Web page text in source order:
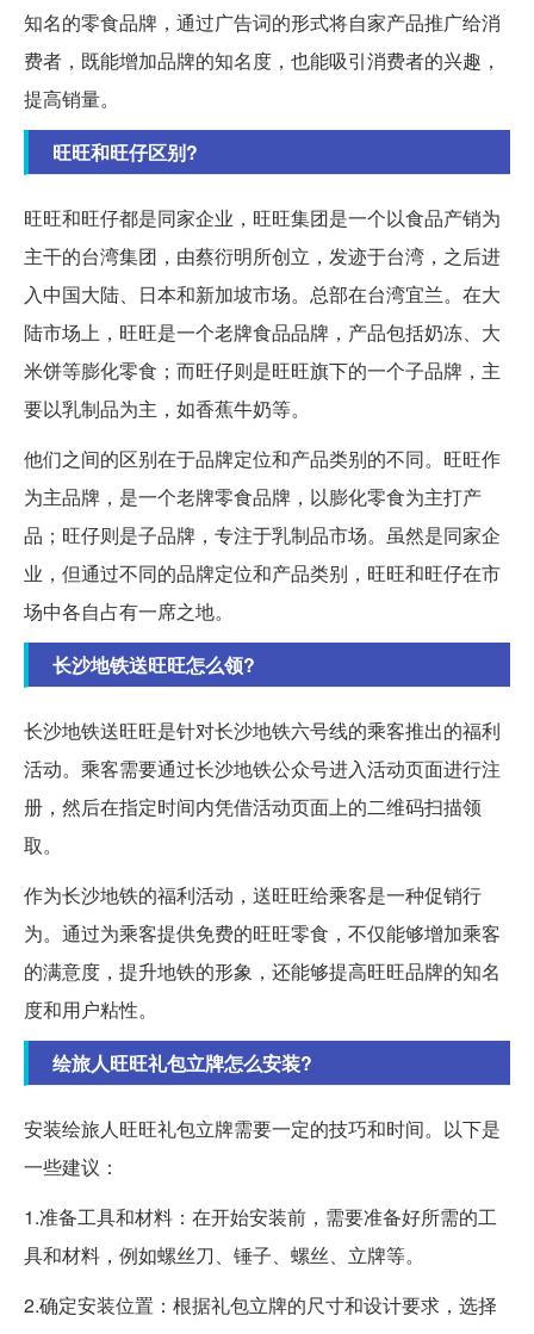
知名的零食品牌，通过广告词的形式将自家产品推广给消
费者，既能增加品牌的知名度，也能吸引消费者的兴趣，
提高销量。
旺旺和旺仔区别?
旺旺和旺仔都是同家企业，旺旺集团是一个以食品产销为
主干的台湾集团，由蔡衍明所创立，发迹于台湾，之后进
入中国大陆、日本和新加坡市场。总部在台湾宜兰。在大
陆市场上，旺旺是一个老牌食品品牌，产品包括奶冻、大
米饼等膨化零食；而旺仔则是旺旺旗下的一个子品牌，主
要以乳制品为主，如香蕉牛奶等。
他们之间的区别在于品牌定位和产品类别的不同。旺旺作
为主品牌，是一个老牌零食品牌，以膨化零食为主打产
品；旺仔则是子品牌，专注于乳制品市场。虽然是同家企
业，但通过不同的品牌定位和产品类别，旺旺和旺仔在市
场中各自占有一席之地。
长沙地铁送旺旺怎么领?
长沙地铁送旺旺是针对长沙地铁六号线的乘客推出的福利
活动。乘客需要通过长沙地铁公众号进入活动页面进行注
册，然后在指定时间内凭借活动页面上的二维码扫描领
取。
作为长沙地铁的福利活动，送旺旺给乘客是一种促销行
为。通过为乘客提供免费的旺旺零食，不仅能够增加乘客
的满意度，提升地铁的形象，还能够提高旺旺品牌的知名
度和用户粘性。
绘旅人旺旺礼包立牌怎么安装?
安装绘旅人旺旺礼包立牌需要一定的技巧和时间。以下是
一些建议：
1.准备工具和材料：在开始安装前，需要准备好所需的工
具和材料，例如螺丝刀、锤子、螺丝、立牌等。
2.确定安装位置：根据礼包立牌的尺寸和设计要求，选择